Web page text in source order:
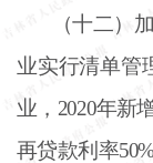
（十二）
业实行清单管
业，2020年新
再贷款利率